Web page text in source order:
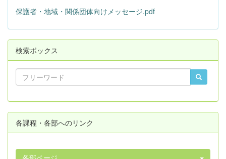
保護者・地域・関係団体向けメッセージ.pdf
検索ボックス
各課程・各部へのリンク